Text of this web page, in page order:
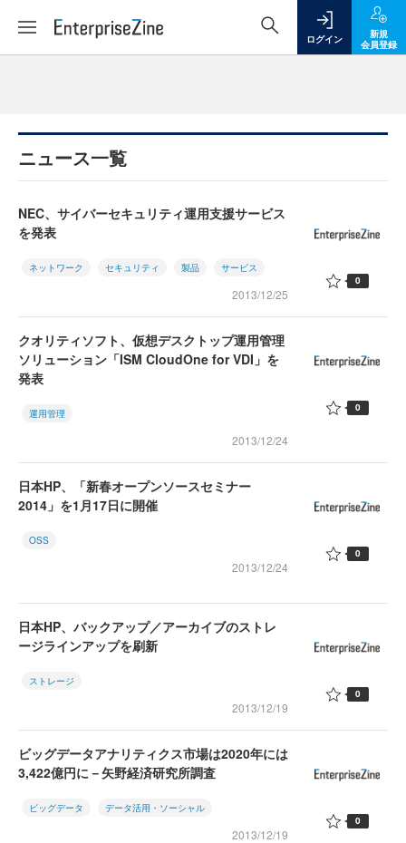
ログイン
新規
会員登録
ニュース一覧
NEC、サイバーセキュリティ運用支援サービス
を発表
ネットワーク セキュリティ 製品 サービス
2013/12/25
0
クオリティソフト、仮想デスクトップ運用管理
ソリューション「ISM CloudOne for VDI」を
発表
運用管理
2013/12/24
0
日本HP、「新春オープンソースセミナー
2014」を1月17日に開催
OSS
2013/12/24
0
日本HP、バックアップ／アーカイブのストレ
ージラインアップを刷新
ストレージ
2013/12/19
0
ビッグデータアナリティクス市場は2020年には
3,422億円に－矢野経済研究所調査
ビッグデータ データ活用・ソーシャル
2013/12/19
0